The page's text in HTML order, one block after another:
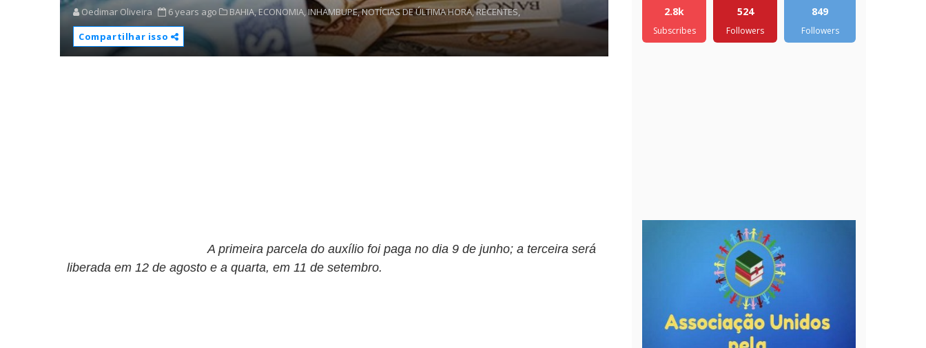
Oedimar Oliveira 6 years ago BAHIA, ECONOMIA,INHAMBUPE,NOTÍCIAS DE ÚLTIMA HORA,RECENTES,
Compartilhar isso
A primeira parcela do auxílio foi paga no dia 9 de junho; a terceira será
liberada em 12 de agosto e a quarta, em 11 de setembro.
2.8k
Subscribes
524
Followers
849
Followers